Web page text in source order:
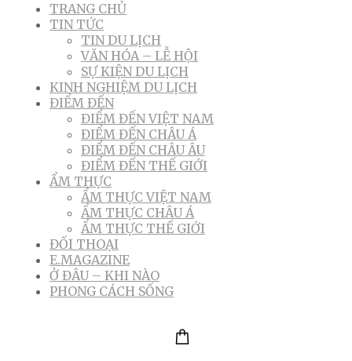
TRANG CHỦ
TIN TỨC
TIN DU LỊCH
VĂN HÓA – LỄ HỘI
SỰ KIỆN DU LỊCH
KINH NGHIỆM DU LỊCH
ĐIỂM ĐẾN
ĐIỂM ĐẾN VIỆT NAM
ĐIỂM ĐẾN CHÂU Á
ĐIỂM ĐẾN CHÂU ÂU
ĐIỂM ĐẾN THẾ GIỚI
ẨM THỰC
ẨM THỰC VIỆT NAM
ẨM THỰC CHÂU Á
ẨM THỰC THẾ GIỚI
ĐỐI THOẠI
E.MAGAZINE
Ở ĐÂU – KHI NÀO
PHONG CÁCH SỐNG